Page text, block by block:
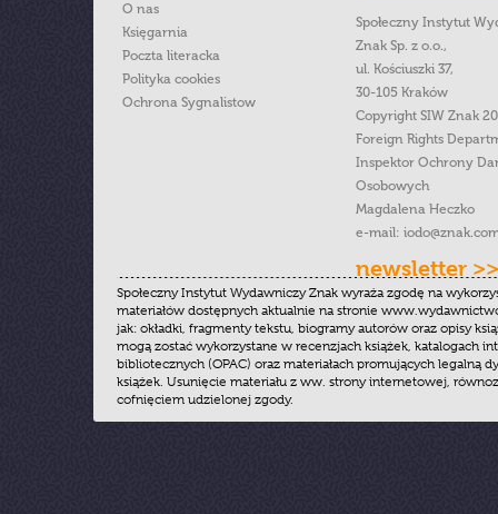
O nas
Księgarnia
Poczta literacka
Polityka cookies
Ochrona Sygnalistow
Społeczny Instytut
Znak Sp. z o.o.,
ul. Kościuszki 37,
30-105 Kraków
Copyright SIW Znak
Foreign Rights
Inspektor Ochrony
Osobowych
Magdalena Heczko
e-mail:
newsletter >>
Społeczny Instytut Wydawniczy Znak wyraża zgodę na
materiałów dostępnych aktualnie na stronie
jak: okładki, fragmenty tekstu, biogramy autorów oraz opisy
mogą zostać wykorzystane w recenzjach książek, katalogach
bibliotecznych (OPAC) oraz materiałach promujących legalną
książek. Usunięcie materiału z ww. strony internetowej,
cofnięciem udzielonej zgody.